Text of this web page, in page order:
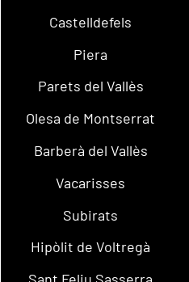
Castelldefels
Piera
Parets del Vallès
Olesa de Montserrat
Barberà del Vallès
Vacarisses
Subirats
Hipòlit de Voltregà